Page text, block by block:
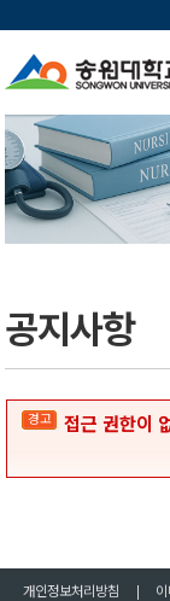
공지사항
경고 접근 권한이
개인정보처리방침